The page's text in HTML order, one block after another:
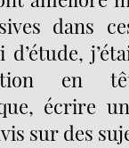
dans
en
écrire
sur des